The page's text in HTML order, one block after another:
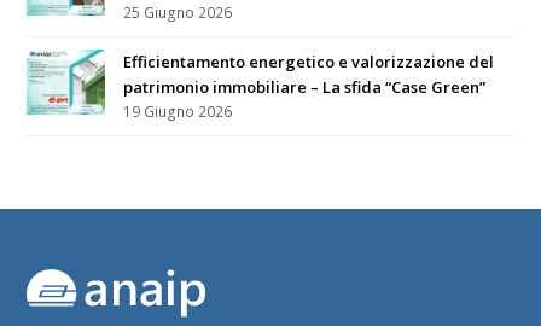
25 Giugno 2026
Efficientamento energetico e valorizzazione del
patrimonio immobiliare – La sfida “Case Green”
19 Giugno 2026